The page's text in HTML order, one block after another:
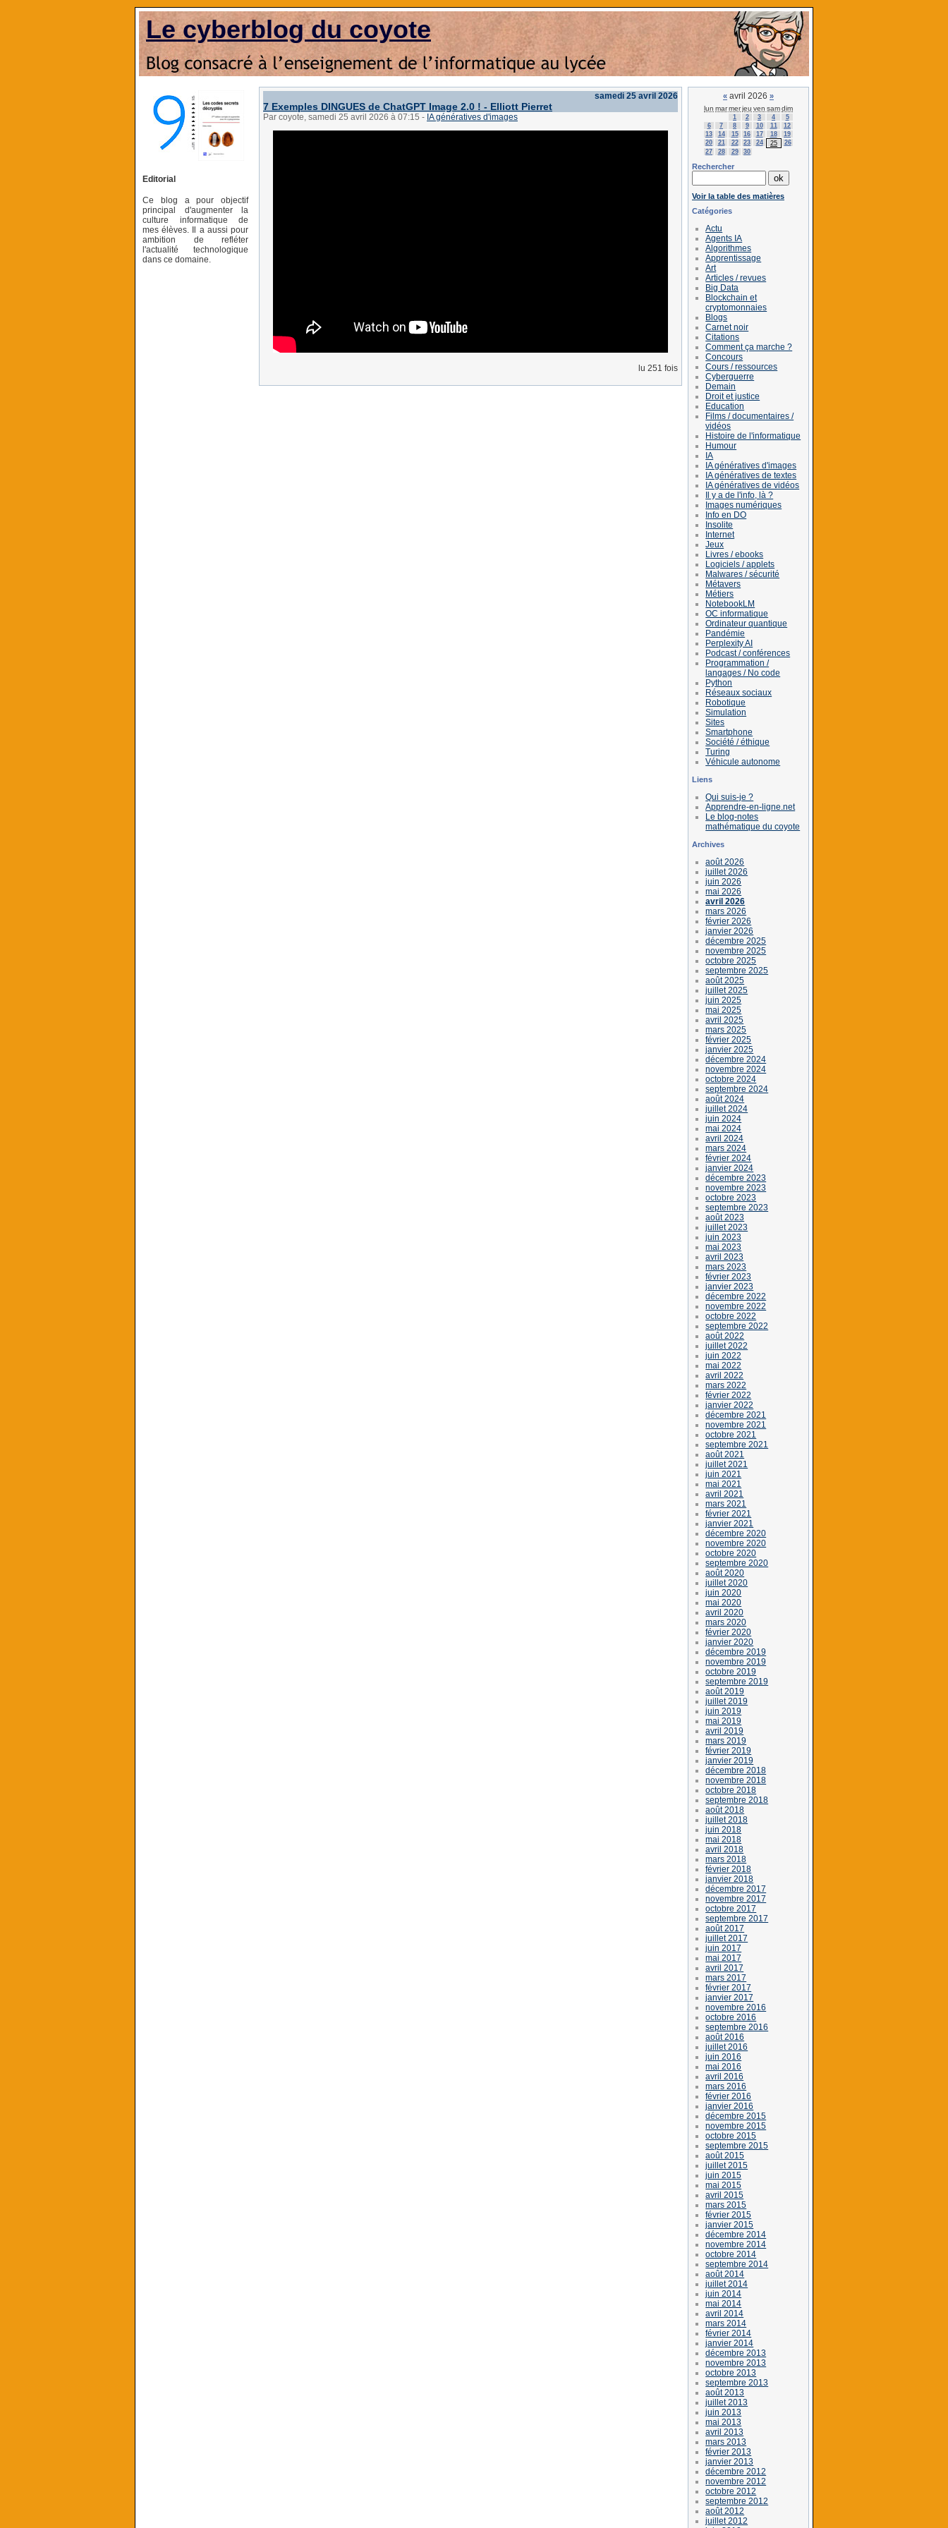
Le cyberblog du coyote
Editorial
Ce blog a pour objectif
principal d'augmenter la
culture informatique de
mes élèves. Il a aussi pour
ambition de refléter
l'actualité technologique
dans ce domaine.
samedi 25 avril 2026
7 Exemples DINGUES de ChatGPT Image 2.0 ! - Elliott Pierret
Par coyote, samedi 25 avril 2026 à 07:15 - IA génératives d'images
lu 251 fois
« avril 2026 »
lun marmerjeu ven samdim
1 2 3 4
5
6
7 8 9 10 11
12
13
14 15 16 17 18
19
20
21 22 23 24 25
26
27
28 29 30
Rechercher
Voir la table des matières
Catégories
Actu
Agents IA
Algorithmes
Apprentissage
Art
Articles / revues
Big Data
Blockchain et
cryptomonnaies
Blogs
Carnet noir
Citations
Comment ça marche ?
Concours
Cours / ressources
Cyberguerre
Demain
Droit et justice
Education
Films / documentaires /
vidéos
Histoire de l'informatique
Humour
IA
IA génératives d'images
IA génératives de textes
IA génératives de vidéos
Il y a de l'info, là ?
Images numériques
Info en DO
Insolite
Internet
Jeux
Livres / ebooks
Logiciels / applets
Malwares / sécurité
Métavers
Métiers
NotebookLM
OC informatique
Ordinateur quantique
Pandémie
Perplexity AI
Podcast / conférences
Programmation /
langages / No code
Python
Réseaux sociaux
Robotique
Simulation
Sites
Smartphone
Société / éthique
Turing
Véhicule autonome
Liens
Qui suis-je ?
Apprendre-en-ligne.net
Le blog-notes
mathématique du coyote
Archives
août 2026
juillet 2026
juin 2026
mai 2026
avril 2026
mars 2026
février 2026
janvier 2026
décembre 2025
novembre 2025
octobre 2025
septembre 2025
août 2025
juillet 2025
juin 2025
mai 2025
avril 2025
mars 2025
février 2025
janvier 2025
décembre 2024
novembre 2024
octobre 2024
septembre 2024
août 2024
juillet 2024
juin 2024
mai 2024
avril 2024
mars 2024
février 2024
janvier 2024
décembre 2023
novembre 2023
octobre 2023
septembre 2023
août 2023
juillet 2023
juin 2023
mai 2023
avril 2023
mars 2023
février 2023
janvier 2023
décembre 2022
novembre 2022
octobre 2022
septembre 2022
août 2022
juillet 2022
juin 2022
mai 2022
avril 2022
mars 2022
février 2022
janvier 2022
décembre 2021
novembre 2021
octobre 2021
septembre 2021
août 2021
juillet 2021
juin 2021
mai 2021
avril 2021
mars 2021
février 2021
janvier 2021
décembre 2020
novembre 2020
octobre 2020
septembre 2020
août 2020
juillet 2020
juin 2020
mai 2020
avril 2020
mars 2020
février 2020
janvier 2020
décembre 2019
novembre 2019
octobre 2019
septembre 2019
août 2019
juillet 2019
juin 2019
mai 2019
avril 2019
mars 2019
février 2019
janvier 2019
décembre 2018
novembre 2018
octobre 2018
septembre 2018
août 2018
juillet 2018
juin 2018
mai 2018
avril 2018
mars 2018
février 2018
janvier 2018
décembre 2017
novembre 2017
octobre 2017
septembre 2017
août 2017
juillet 2017
juin 2017
mai 2017
avril 2017
mars 2017
février 2017
janvier 2017
novembre 2016
octobre 2016
septembre 2016
août 2016
juillet 2016
juin 2016
mai 2016
avril 2016
mars 2016
février 2016
janvier 2016
décembre 2015
novembre 2015
octobre 2015
septembre 2015
août 2015
juillet 2015
juin 2015
mai 2015
avril 2015
mars 2015
février 2015
janvier 2015
décembre 2014
novembre 2014
octobre 2014
septembre 2014
août 2014
juillet 2014
juin 2014
mai 2014
avril 2014
mars 2014
février 2014
janvier 2014
décembre 2013
novembre 2013
octobre 2013
septembre 2013
août 2013
juillet 2013
juin 2013
mai 2013
avril 2013
mars 2013
février 2013
janvier 2013
décembre 2012
novembre 2012
octobre 2012
septembre 2012
août 2012
juillet 2012